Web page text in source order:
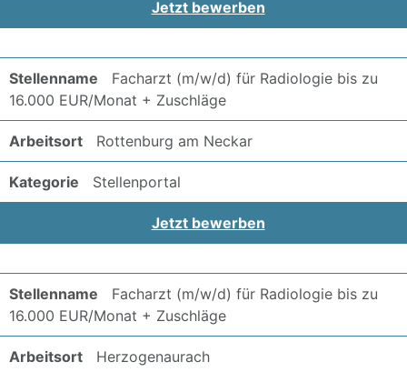
Jetzt bewerben
Facharzt (m/w/d) für Radiologie bis zu
16.000 EUR/Monat + Zuschläge
Rottenburg am Neckar
Stellenportal
Jetzt bewerben
Facharzt (m/w/d) für Radiologie bis zu
16.000 EUR/Monat + Zuschläge
Herzogenaurach